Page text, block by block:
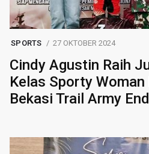
SPORTS 27 OKTOBER 2024
Cindy Agustin Raih
Kelas Sporty Woman
Bekasi Trail Army